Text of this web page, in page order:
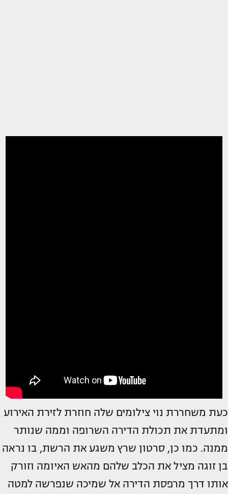
כעת משחררת נוי צילומים שלה חוזרת לזירת האירוע
ומתעדת את תכולת הדירה השרופה וממה שנותר
ממנה. כמו כן, סרטון שרץ משגע את הרשת, בו נראה
בן זוגה מציל את הכלב שלהם מהאש האיומה וזורק
אותו דרך מרפסת הדירה אל שמיכה שנפרשה למטה